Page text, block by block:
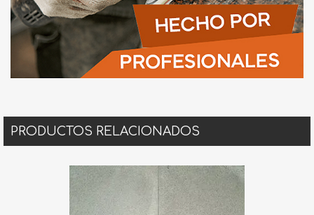
PRODUCTOS RELACIONADOS